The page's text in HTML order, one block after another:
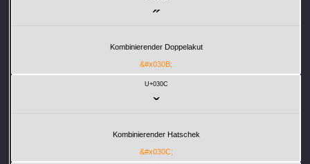
Kombinierender Doppelakut
&#x030B;
U+030C
Kombinierender Hatschek
&#x030C;